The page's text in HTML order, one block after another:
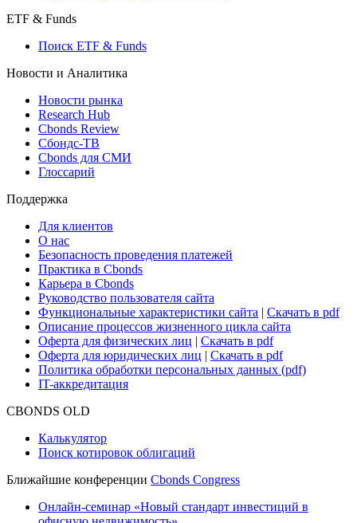
ETF & Funds
Поиск ETF & Funds
Новости и Аналитика
Новости рынка
Research Hub
Cbonds Review
Сбондс-ТВ
Cbonds для СМИ
Глоссарий
Поддержка
Для клиентов
О нас
Безопасность проведения платежей
Практика в Cbonds
Карьера в Cbonds
Руководство пользователя сайта
Функциональные характеристики сайта | Скачать в pdf
Описание процессов жизненного цикла сайта
Оферта для физических лиц | Скачать в pdf
Оферта для юридических лиц | Скачать в pdf
Политика обработки персональных данных (pdf)
IT-аккредитация
CBONDS OLD
Калькулятор
Поиск котировок облигаций
Ближайшие конференции Cbonds Congress
Онлайн-семинар «Новый стандарт инвестиций в